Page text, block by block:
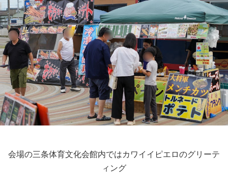
会場の三条体育文化会館内ではカワイイピエロのグリーテ
ィング